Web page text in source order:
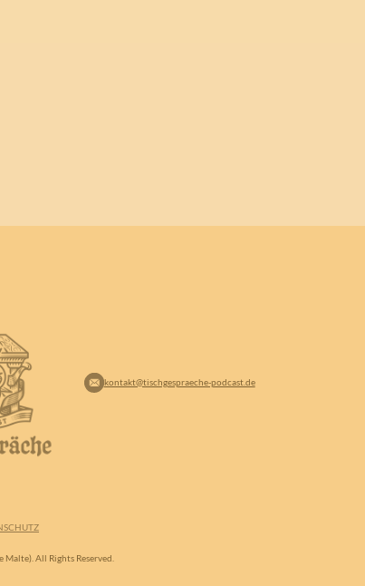
kontakt@tischgespraeche-podcast.de
All Rights Reserved.